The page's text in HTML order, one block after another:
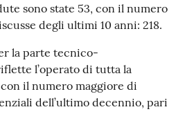
sono state 53, con il numero
degli ultimi 10 anni: 218.
la parte tecnico-
l’operato di tutta la
il numero maggiore di
dell’ultimo decennio, pari